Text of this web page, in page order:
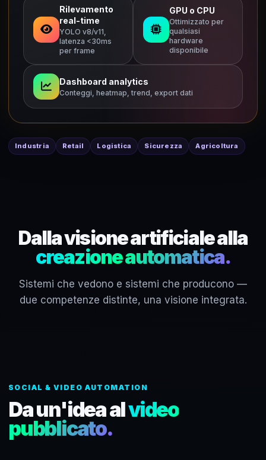
Rilevamento
real-time
YOLO v8/v11,
latenza <30ms
per frame
GPU o CPU
Ottimizzato per
qualsiasi
hardware
disponibile
Dashboard analytics
Conteggi, heatmap, trend, export dati
Industria Retail Logistica Sicurezza Agricoltura
Dalla visione artificiale alla
creazione automatica.
Sistemi che vedono e sistemi che producono —
due competenze distinte, una visione integrata.
SOCIAL & VIDEO AUTOMATION
Da un'idea alvideo
pubblicato.